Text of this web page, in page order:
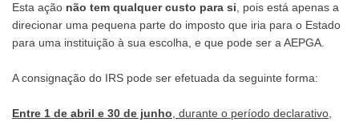
Esta ação não tem qualquer custo para si , pois está apenas a
direcionar uma pequena parte do imposto que iria para o Estado
para uma instituição à sua escolha, e que pode ser a AEPGA.
A consignação do IRS pode ser efetuada da seguinte forma:
Entre 1 de abril e 30 de junho , durante o período declarativo,